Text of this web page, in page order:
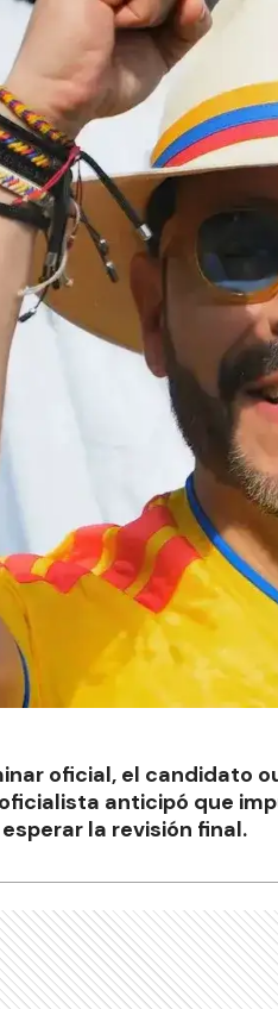
oficial, el candidato
anticipó que
la revisión final.